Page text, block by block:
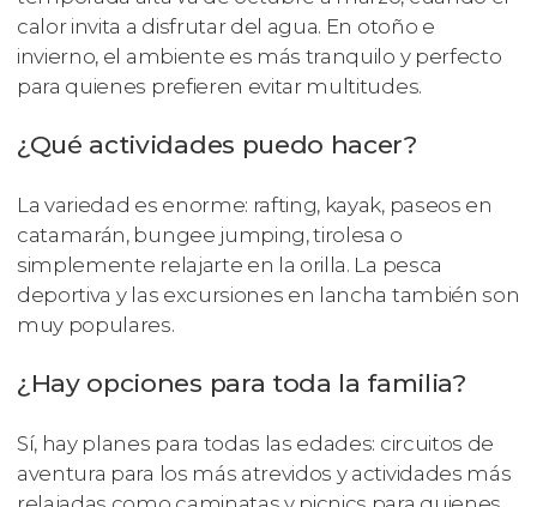
calor invita a disfrutar del agua. En otoño e
invierno, el ambiente es más tranquilo y perfecto
para quienes prefieren evitar multitudes.
¿Qué actividades puedo hacer?
La variedad es enorme: rafting, kayak, paseos en
catamarán, bungee jumping, tirolesa o
simplemente relajarte en la orilla. La pesca
deportiva y las excursiones en lancha también son
muy populares.
¿Hay opciones para toda la familia?
Sí, hay planes para todas las edades: circuitos de
aventura para los más atrevidos y actividades más